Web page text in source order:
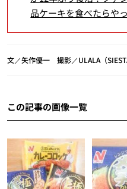
品ケーキを食べたらや
文／矢作優一 撮影／ULALA（
この記事の画像一覧